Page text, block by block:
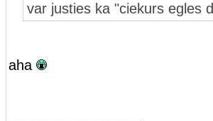
var justies ka "ciekurs egles
aha